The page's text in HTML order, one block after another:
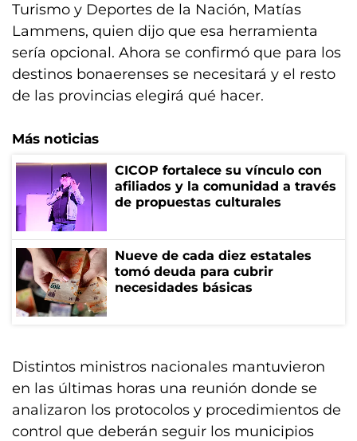
Turismo y Deportes de la Nación, Matías
Lammens, quien dijo que esa herramienta
sería opcional. Ahora se confirmó que para los
destinos bonaerenses se necesitará y el resto
de las provincias elegirá qué hacer.
Más noticias
CICOP fortalece su vínculo con
afiliados y la comunidad a través
de propuestas culturales
Nueve de cada diez estatales
tomó deuda para cubrir
necesidades básicas
Distintos ministros nacionales mantuvieron
en las últimas horas una reunión donde se
analizaron los protocolos y procedimientos de
control que deberán seguir los municipios